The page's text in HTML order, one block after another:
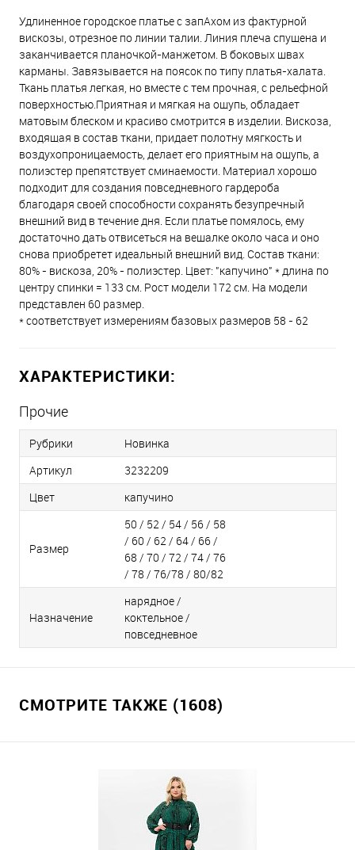
Удлиненное городское платье с запАхом из фактурной
вискозы, отрезное по линии талии. Линия плеча спущена и
заканчивается планочкой-манжетом. В боковых швах
карманы. Завязывается на поясок по типу платья-халата.
Ткань платья легкая, но вместе с тем прочная, с рельефной
поверхностью.Приятная и мягкая на ощупь, обладает
матовым блеском и красиво смотрится в изделии. Вискоза,
входящая в состав ткани, придает полотну мягкость и
воздухопроницаемость, делает его приятным на ощупь, а
полиэстер препятствует сминаемости. Материал хорошо
подходит для создания повседневного гардероба
благодаря своей способности сохранять безупречный
внешний вид в течение дня. Если платье помялось, ему
достаточно дать отвисеться на вешалке около часа и оно
снова приобретет идеальный внешний вид. Состав ткани:
80% - вискоза, 20% - полиэстер. Цвет: "капучино" * длина по
центру спинки = 133 см. Рост модели 172 см. На модели
представлен 60 размер.
* соответствует измерениям базовых размеров 58 - 62
ХАРАКТЕРИСТИКИ:
Прочие
Рубрики
Новинка
Артикул
3232209
Цвет
капучино
Размер
50 / 52 / 54 / 56 / 58
/ 60 / 62 / 64 / 66 /
68 / 70 / 72 / 74 / 76
/ 78 / 76/78 / 80/82
Назначение
нарядное /
коктельное /
повседневное
СМОТРИТЕ ТАКЖЕ (1608)